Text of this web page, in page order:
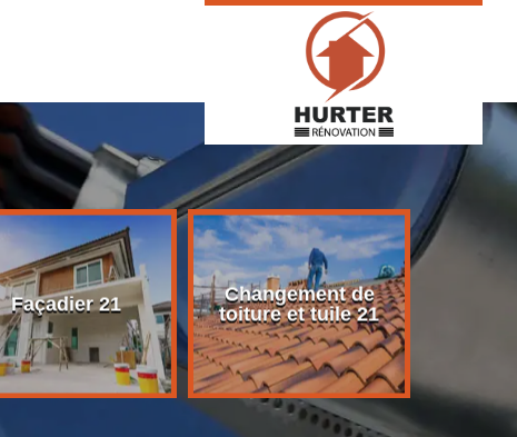
Façadier 21
Changement de
toiture et tuile 21